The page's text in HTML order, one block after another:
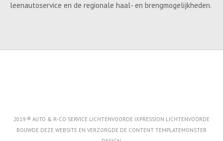
leenautoservice en de regionale haal- en brengmogelijkheden.
2019 ® AUTO & R-CO SERVICE LICHTENVOORDE IXPRESSION LICHTENVOORDE
BOUWDE DEZE WEBSITE EN VERZORGDE DE CONTENT TEMPLATEMONSTER